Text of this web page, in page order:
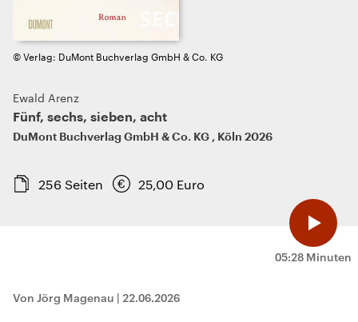
05:28 Minuten
© Verlag: DuMont Buchverlag GmbH & Co. KG
Ewald Arenz
Fünf, sechs, sieben, acht
DuMont Buchverlag GmbH & Co. KG Köln 2026
256 Seiten 25,00 Euro
Von Jörg Magenau | 22.06.2026